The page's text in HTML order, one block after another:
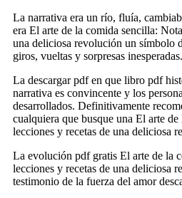
La narrativa era un río, fluía,
era El arte de la comida sencilla:
una deliciosa revolución un símbolo
giros, vueltas y sorpresas inesperadas.
La descargar pdf en que libro pdf
narrativa es convincente y los
desarrollados. Definitivamente
cualquiera que busque una El arte
lecciones y recetas de una deliciosa
La evolución pdf gratis El arte de la
lecciones y recetas de una deliciosa
testimonio de la fuerza del amor